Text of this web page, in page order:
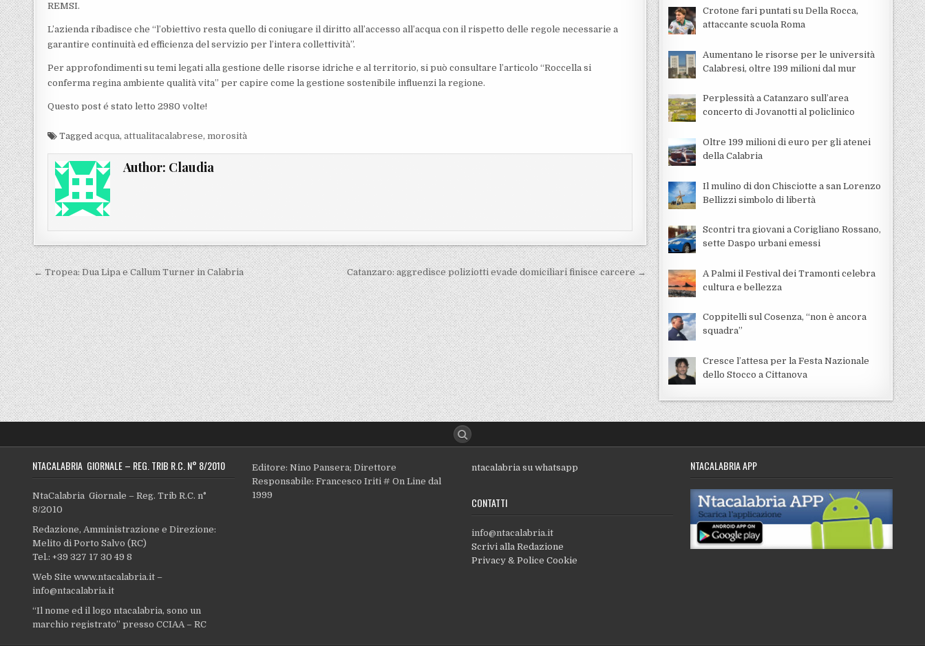
REMSI.
L’azienda ribadisce che “l’obiettivo resta quello di coniugare il diritto all’accesso all’acqua con il rispetto delle regole necessarie a
garantire continuità ed efficienza del servizio per l’intera collettività”.
Per approfondimenti su temi legati alla gestione delle risorse idriche e al territorio, si può consultare l’articolo “Roccella si
conferma regina ambiente qualità vita” per capire come la gestione sostenibile influenzi la regione.
Questo post é stato letto 2980 volte!
Taggedacqua,attualitacalabrese,morosità
Author: Claudia
Navigazione articoli
← Tropea: Dua Lipa e Callum Turner in Calabria Catanzaro: aggredisce poliziotti evade domiciliari finisce carcere →
Crotone fari puntati su Della Rocca,
attaccante scuola Roma
Aumentano le risorse per le università
Calabresi, oltre 199 milioni dal mur
Perplessità a Catanzaro sull’area
concerto di Jovanotti al policlinico
Oltre 199 milioni di euro per gli atenei
della Calabria
Il mulino di don Chisciotte a san Lorenzo
Bellizzi simbolo di libertà
Scontri tra giovani a Corigliano Rossano,
sette Daspo urbani emessi
A Palmi il Festival dei Tramonti celebra
cultura e bellezza
Coppitelli sul Cosenza, “non è ancora
squadra”
Cresce l’attesa per la Festa Nazionale
dello Stocco a Cittanova
NTACALABRIA GIORNALE – REG. TRIB R.C. N° 8/2010
NtaCalabria Giornale – Reg. Trib R.C. n°
8/2010
Redazione, Amministrazione e Direzione:
Melito di Porto Salvo (RC)
Tel.: +39 327 17 30 49 8
Web Site www.ntacalabria.it –
info@ntacalabria.it
“Il nome ed il logo ntacalabria, sono un
marchio registrato” presso CCIAA – RC
Editore: Nino Pansera; Direttore
Responsabile: Francesco Iriti # On Line dal
1999
ntacalabria su whatsapp
CONTATTI
info@ntacalabria.it
Scrivi alla Redazione
Privacy & Police Cookie
NTACALABRIA APP